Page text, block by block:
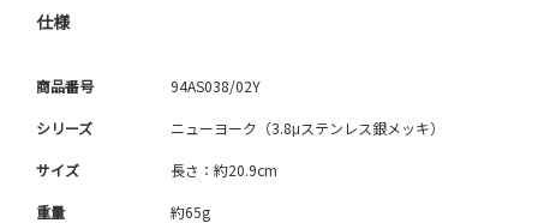
仕様
商品番号 94AS038/02Y
シリーズ ニューヨーク（3.8μステンレス銀メッキ）
サイズ 長さ：約20.9cm
重量 約65g